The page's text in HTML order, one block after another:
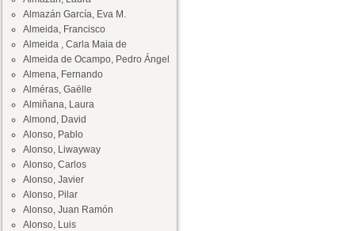
Almazán García, Eva M.
Almeida, Francisco
Almeida , Carla Maia de
Almeida de Ocampo, Pedro Ángel
Almena, Fernando
Alméras, Gaëlle
Almiñana, Laura
Almond, David
Alonso, Pablo
Alonso, Liwayway
Alonso, Carlos
Alonso, Javier
Alonso, Pilar
Alonso, Juan Ramón
Alonso, Luis